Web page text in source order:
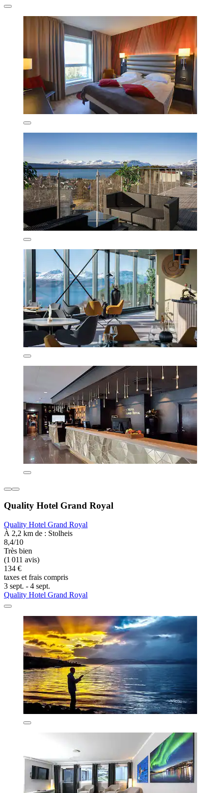
Quality Hotel Grand Royal
Quality Hotel Grand Royal
À 2,2 km de : Stolheis
8,4/10
Très bien
(1 011 avis)
134 €
taxes et frais compris
3 sept. - 4 sept.
Quality Hotel Grand Royal